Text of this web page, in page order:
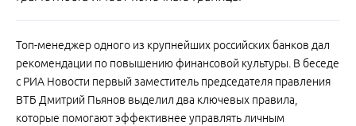
Топ-менеджер одного из крупнейших российских банков дал
рекомендации по повышению финансовой культуры. В беседе
с РИА Новости первый заместитель председателя правления
ВТБ Дмитрий Пьянов выделил два ключевых правила,
которые помогают эффективнее управлять личным